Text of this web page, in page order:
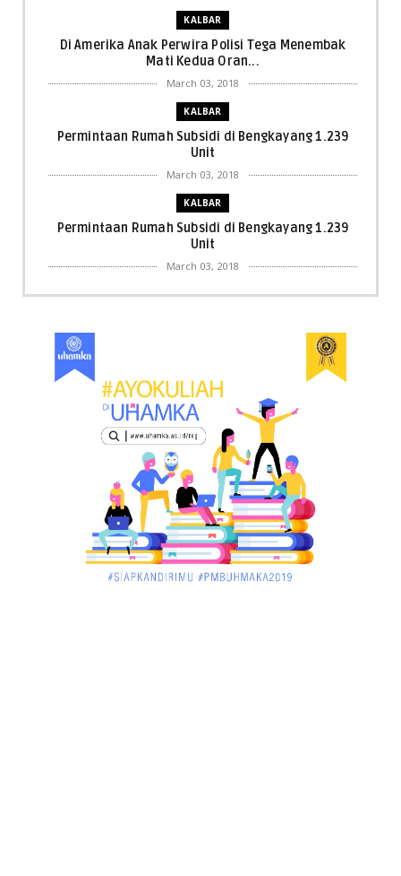
KALBAR
Di Amerika Anak Perwira Polisi Tega Menembak
Mati Kedua Oran...
March 03, 2018
KALBAR
Permintaan Rumah Subsidi di Bengkayang 1.239
Unit
March 03, 2018
KALBAR
Permintaan Rumah Subsidi di Bengkayang 1.239
Unit
March 03, 2018
KALBAR
KALBAR
Orangutan Masuk ke Asrama Mahasiswi STAI Al-
Haudl Ketapang ....
March 02, 2018
KALBAR
Menelisik Pemadam Kebakaran Swasta di
Pontianak, Bukti ...
March 02, 2018
KALBAR